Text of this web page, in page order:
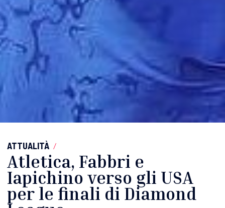
ATTUALITÀ /
Atletica, Fabbri e
Iapichino verso gli USA
per le finali di Diamond